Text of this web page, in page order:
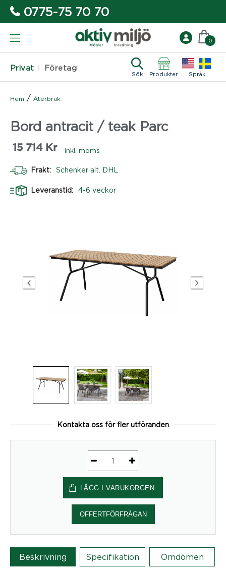
0775-75 70 70
Privat Företag
Sök Produkter Språk
0
Hem / Återbruk
Bord antracit / teak Parc
15 714 Kr inkl. moms
Frakt: Schenker alt. DHL
Leveranstid: 4-6 veckor
Kontakta oss för fler utföranden
antracit
/
teak
Parc
mängd
LÄGG I VARUKORGEN
OFFERTFÖRFRÅGAN
Beskrivning Specifikation Omdömen